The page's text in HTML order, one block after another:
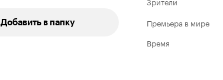
Добавить в папку
Премьера в мире
Время